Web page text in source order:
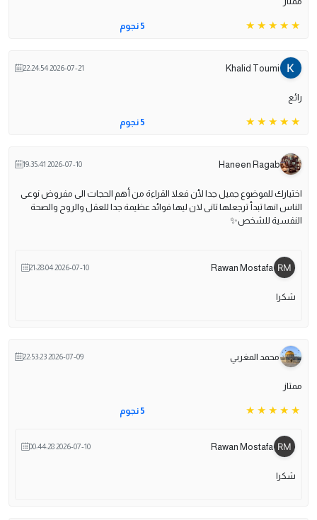
5 نجوم
Khalid Toumi
2026-07-21 22:24:54
رائع
5 نجوم
Haneen Ragab
2026-07-10 19:35:41
اختيارك للموضوع جميل جدا لأن فعلا القراءة من أهم الحجات الى مفروض نوعى
الناس انها تبدأ ترجعلها تانى لان ليها فوائد عظيمة جدا للعقل والروح والصحة
النفسية للشخص✨️
Rawan Mostafa
2026-07-10 21:28:04
شكرا
محمد المغربي 2026-07-09 22:53:23
ممتاز
5 نجوم
Rawan Mostafa
2026-07-10 00:44:28
شكرا